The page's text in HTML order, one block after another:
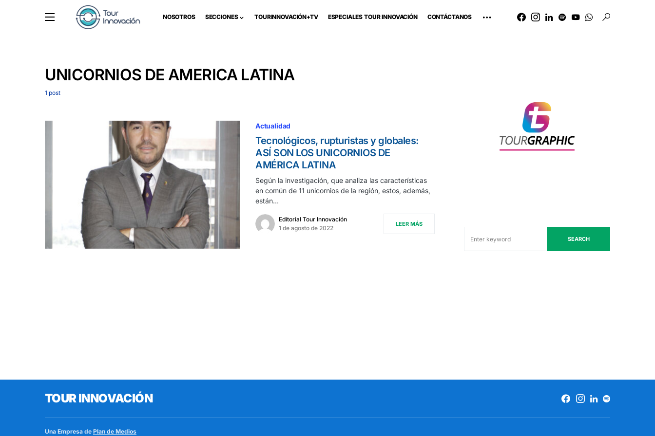
NOSOTROS SECCIONES TOURINNOVACIÓN+TV ESPECIALES TOUR INNOVACIÓN CONTÁCTANOS
UNICORNIOS DE AMERICA LATINA
1 post
Actualidad
Tecnológicos, rupturistas y globales:
ASÍ SON LOS UNICORNIOS DE
AMÉRICA LATINA
Según la investigación, que analiza las características
en común de 11 unicornios de la región, estos, además,
están…
Editorial Tour Innovación
1 de agosto de 2022
LEER MÁS
SEARCH
TOUR INNOVACIÓN
Una Empresa de Plan de Medios